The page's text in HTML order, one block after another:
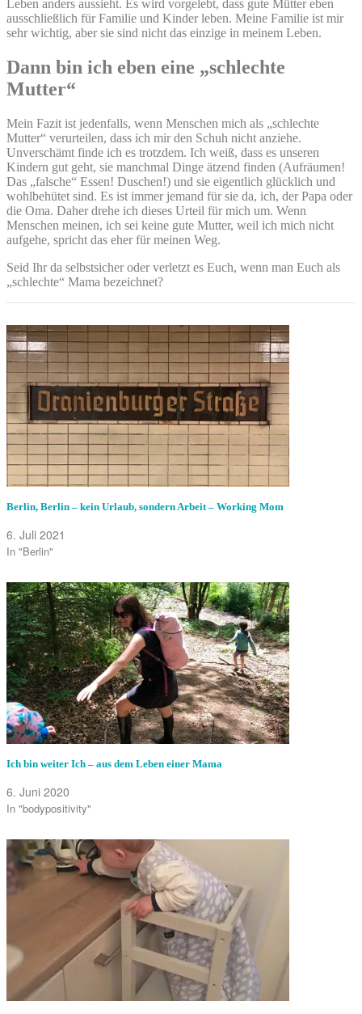
Leben anders aussieht. Es wird vorgelebt, dass gute Mütter eben
ausschließlich für Familie und Kinder leben. Meine Familie ist mir
sehr wichtig, aber sie sind nicht das einzige in meinem Leben.
Dann bin ich eben eine „schlechte
Mutter“
Mein Fazit ist jedenfalls, wenn Menschen mich als „schlechte
Mutter“ verurteilen, dass ich mir den Schuh nicht anziehe.
Unverschämt finde ich es trotzdem. Ich weiß, dass es unseren
Kindern gut geht, sie manchmal Dinge ätzend finden (Aufräumen!
Das „falsche“ Essen! Duschen!) und sie eigentlich glücklich und
wohlbehütet sind. Es ist immer jemand für sie da, ich, der Papa oder
die Oma. Daher drehe ich dieses Urteil für mich um. Wenn
Menschen meinen, ich sei keine gute Mutter, weil ich mich nicht
aufgehe, spricht das eher für meinen Weg.
Seid Ihr da selbstsicher oder verletzt es Euch, wenn man Euch als
„schlechte“ Mama bezeichnet?
Berlin, Berlin – kein Urlaub, sondern Arbeit – Working Mom
6. Juli 2021
In "Berlin"
Ich bin weiter Ich – aus dem Leben einer Mama
6. Juni 2020
In "bodypositivity"